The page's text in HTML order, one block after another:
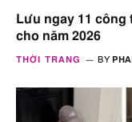
Lưu ngay 11 công
cho năm 2026
THỜI TRANG BY